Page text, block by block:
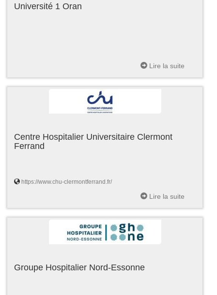
Université 1 Oran
Lire la suite
Centre Hospitalier Universitaire Clermont
Ferrand
https://www.chu-clermontferrand.fr/
Lire la suite
Groupe Hospitalier Nord-Essonne